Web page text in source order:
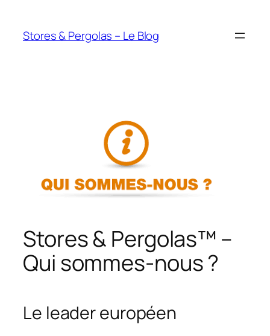
contenu
Stores & Pergolas – Le Blog
Stores & Pergolas™ –
Qui sommes-nous ?
Le leader européen